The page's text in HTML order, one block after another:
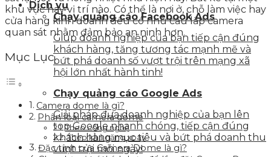
Dịch vụ
Chạy quảng cáo Facebook Ads
Giúp doanh nghiệp của bạn tiếp cận đúng
khách hàng, tăng tương tác mạnh mẽ và
bứt phá doanh số vượt trội trên mạng xã
hội lớn nhất hành tinh!
Chạy quảng cáo Google Ads
Giải pháp đưa doanh nghiệp của bạn lên
top Google nhanh chóng, tiếp cận đúng
khách hàng mục tiêu và bứt phá doanh thu
vượt trội mỗi ngày!
khu vực hay vị trí nào. Có thể là nơi ở, chỗ làm việc hay
cửa hàng kinh doanh đều có nhu cầu lắp camera
quan sát nhằm đảm bảo an ninh hơn.
Mục Lục
Camera dome là gì?
Phân loại camera dome
Theo công nghệ
Theo khả năng xoay
Đặc tính của Camera Dome là gì?